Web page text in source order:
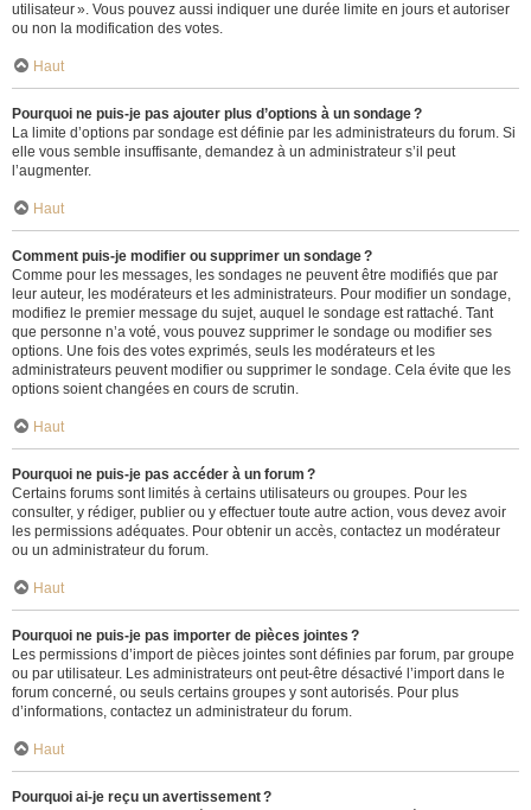
utilisateur ». Vous pouvez aussi indiquer une durée limite en jours et autoriser
ou non la modification des votes.
Haut
Pourquoi ne puis-je pas ajouter plus d’options à un sondage ?
La limite d’options par sondage est définie par les administrateurs du forum. Si
elle vous semble insuffisante, demandez à un administrateur s’il peut
l’augmenter.
Haut
Comment puis-je modifier ou supprimer un sondage ?
Comme pour les messages, les sondages ne peuvent être modifiés que par
leur auteur, les modérateurs et les administrateurs. Pour modifier un sondage,
modifiez le premier message du sujet, auquel le sondage est rattaché. Tant
que personne n’a voté, vous pouvez supprimer le sondage ou modifier ses
options. Une fois des votes exprimés, seuls les modérateurs et les
administrateurs peuvent modifier ou supprimer le sondage. Cela évite que les
options soient changées en cours de scrutin.
Haut
Pourquoi ne puis-je pas accéder à un forum ?
Certains forums sont limités à certains utilisateurs ou groupes. Pour les
consulter, y rédiger, publier ou y effectuer toute autre action, vous devez avoir
les permissions adéquates. Pour obtenir un accès, contactez un modérateur
ou un administrateur du forum.
Haut
Pourquoi ne puis-je pas importer de pièces jointes ?
Les permissions d’import de pièces jointes sont définies par forum, par groupe
ou par utilisateur. Les administrateurs ont peut-être désactivé l’import dans le
forum concerné, ou seuls certains groupes y sont autorisés. Pour plus
d’informations, contactez un administrateur du forum.
Haut
Pourquoi ai-je reçu un avertissement ?